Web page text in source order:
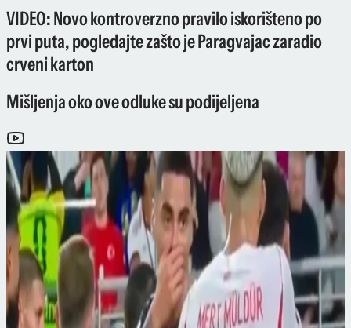
VIDEO: Novo kontroverzno pravilo iskorišteno po
prvi puta, pogledajte zašto je Paragvajac zaradio
crveni karton
Mišljenja oko ove odluke su podijeljena